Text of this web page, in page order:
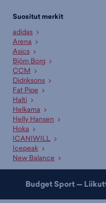
Suositut merkit
adidas
Arena
Asics
Björn Borg
CCM
Didriksons
Fat Pipe
Halti
Helkama
Helly Hansen
Hoka
ICANIWILL
Icepeak
New Balance
Budget Sport —